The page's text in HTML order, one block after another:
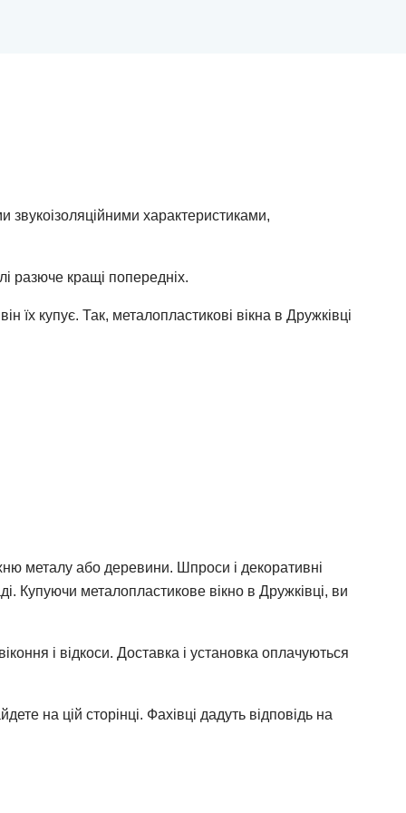
звукоізоляційними характеристиками,
разюче кращі попередніх.
їх купує. Так, металопластикові вікна в Дружкiвці
металу або деревини. Шпроси і декоративні
Купуючи металопластикове вікно в Дружкiвці, ви
і відкоси. Доставка і установка оплачуються
на цій сторінці. Фахівці дадуть відповідь на